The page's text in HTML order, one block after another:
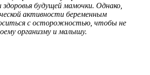
будущей мамочки. Однако,
активности беременным
с осторожностью, чтобы не
организму и малышу.